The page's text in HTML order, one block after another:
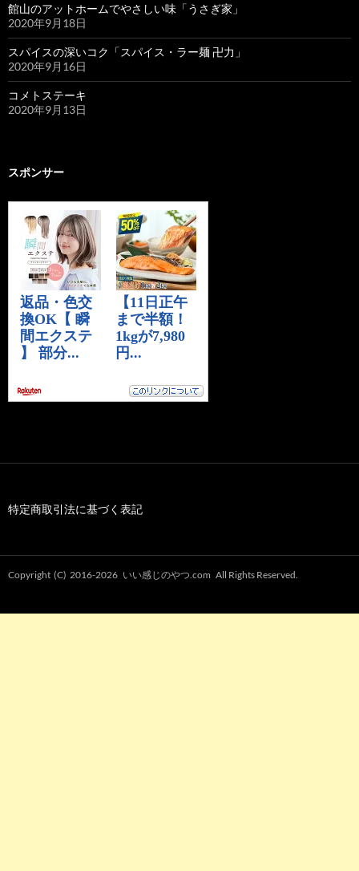
館山のアットホームでやさしい味「うさぎ家」
2020年9月18日
スパイスの深いコク「スパイス・ラー麺 卍力」
2020年9月16日
コメトステーキ
2020年9月13日
スポンサー
特定商取引法に基づく表記
Copyright (C) 2016-2026 いい感じのやつ.com All Rights Reserved.